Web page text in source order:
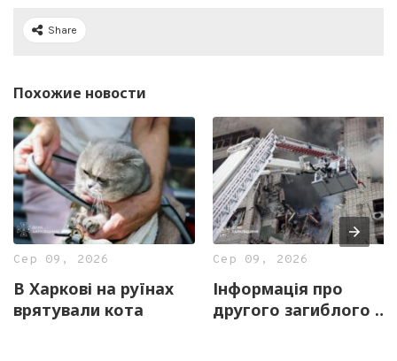
Share
Похожие новости
Сер 09, 2026
В Харкові на руїнах
врятували кота
Сер 09, 2026
Інформація про
другого загиблого у